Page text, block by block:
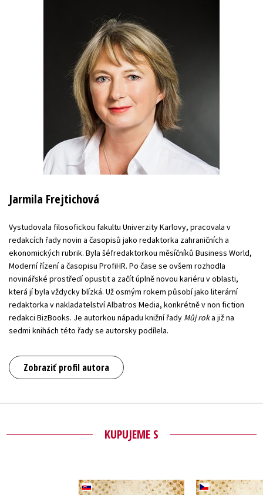
Jarmila Frejtichová
Vystudovala filosofickou fakultu Univerzity Karlovy, pracovala v
redakcích řady novin a časopisů jako redaktorka zahraničních a
ekonomických rubrik. Byla šéfredaktorkou měsíčníků Business World,
Moderní řízení a časopisu ProfiHR. Po čase se ovšem rozhodla
novinářské prostředí opustit a začít úplně novou kariéru v oblasti,
která jí byla vždycky blízká. Už osmým rokem působí jako literární
redaktorka v nakladatelství Albatros Media, konkrétně v non fiction
redakci BizBooks. Je autorkou nápadu knižní řady Můj roka již na
sedmi knihách této řady se autorsky podílela.
Zobraziť profil autora
KUPUJEME S